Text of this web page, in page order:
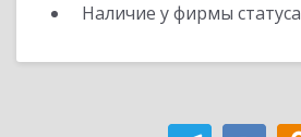
Наличие у фирмы статуса